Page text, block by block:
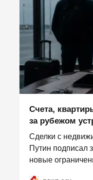
Счета,
за рубежом
Сделки с
Путин подписал
новые